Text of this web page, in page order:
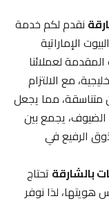
نقدم لكم خدمة
الإماراتية
لعملائنا
مع الالتزام
مما يجعل
يجمع بين
الرفيع في
تحتاج
لذا نوفر